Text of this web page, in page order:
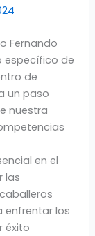
Fernando
específico de
de
un paso
nuestra
en el
las
enfrentar los
éxito